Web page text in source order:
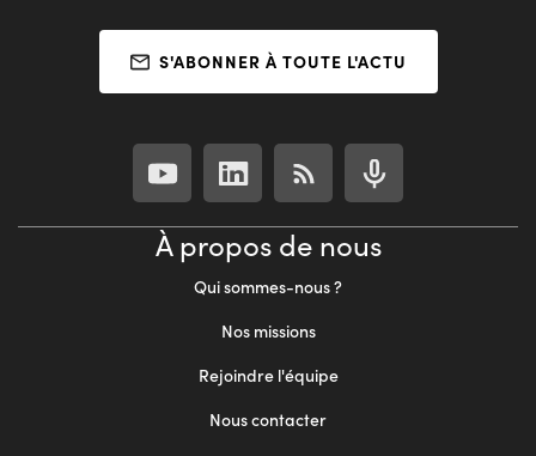
S'ABONNER À TOUTE L'ACTU
À propos de nous
Qui sommes-nous ?
Nos missions
Rejoindre l'équipe
Nous contacter